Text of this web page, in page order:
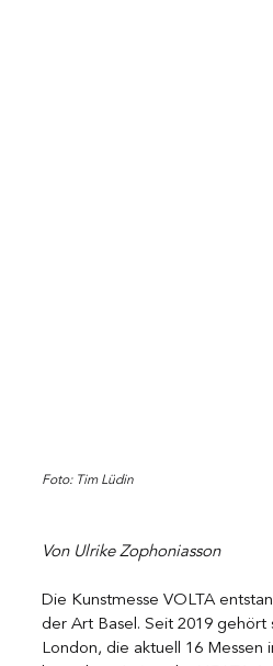
Foto: Tim Lüdin
Von Ulrike Zophoniasson
Die Kunstmesse VOLTA
der Art Basel. Seit 2019 gehört
London, die aktuell 16 Messen